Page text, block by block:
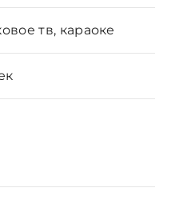
тв, караоке